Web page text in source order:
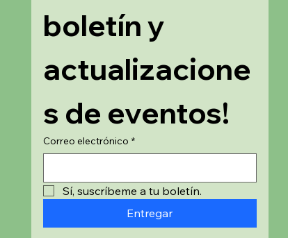
boletín y
actualizacione
s de eventos!
Correo electrónico *
Sí, suscríbeme a tu boletín.
Entregar